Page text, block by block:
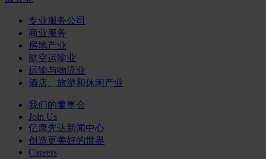
专业服务公司
商业服务
房地产业
航空运输业
运输与物流业
酒店、旅游和休闲产业
我们的董事会
Join Us
亿康先达新闻中心
创造更美好的世界
Careers